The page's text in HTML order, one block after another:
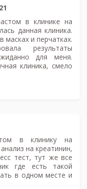
в клинике на
данная клиника.
и перчатках.
результаты
для меня.
клиника, смело
в клинику на
на креатинин,
тест, тут же все
где есть такой
в одном месте и